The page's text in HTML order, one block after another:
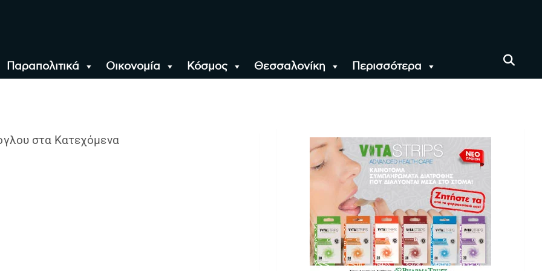
Παραπολιτικά Οικονομία Κόσμος Θεσσαλονίκη Περισσότερα